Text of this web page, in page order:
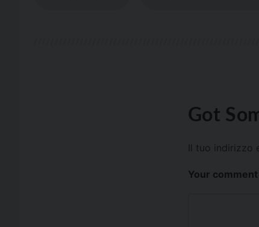
Got
Il tuo indirizzo
Your comment